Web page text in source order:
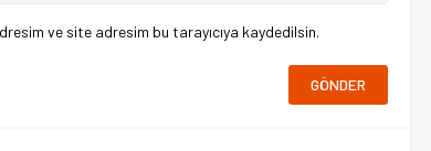
ve site adresim bu tarayıcıya kaydedilsin.